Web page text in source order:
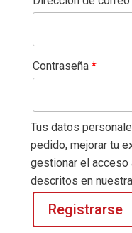
Contraseña*
Tus datos
pedido, mejorar tu
gestionar el
descritos en
Registrarse